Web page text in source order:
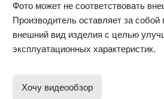
Фото может не соответствовать
Производитель оставляет за собой
внешний вид изделия с целью
эксплуатационных характеристик.
Хочу видеообзор